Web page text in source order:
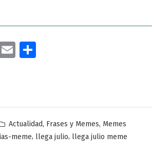
Email
Publicado
en
Actualidad, Frases y Memes, Memes
meme, llega julio, llega julio meme